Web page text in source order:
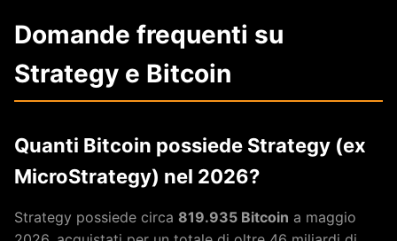
Domande frequenti su
Strategy e Bitcoin
Quanti Bitcoin possiede Strategy (ex
MicroStrategy) nel 2026?
Strategy possiede circa 819.935 Bitcoin a maggio